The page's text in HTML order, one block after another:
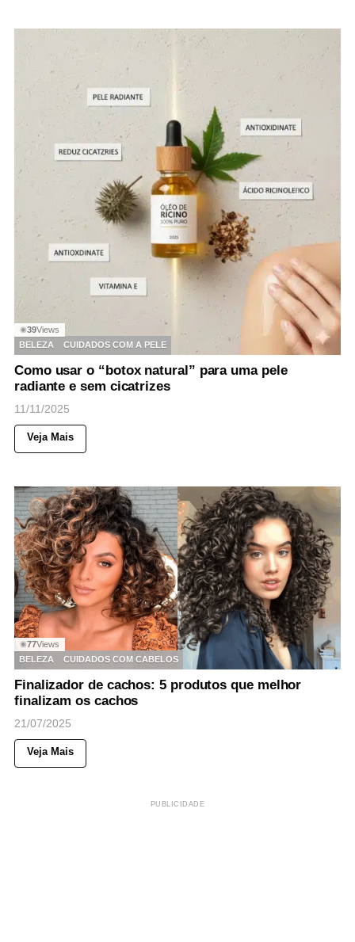
◉39Views
BELEZA
CUIDADOS COM A PELE
Como usar o “botox natural” para uma pele
radiante e sem cicatrizes
11/11/2025
Veja Mais
◉77Views
BELEZA
CUIDADOS COM CABELOS
Finalizador de cachos: 5 produtos que melhor
finalizam os cachos
21/07/2025
Veja Mais
PUBLICIDADE